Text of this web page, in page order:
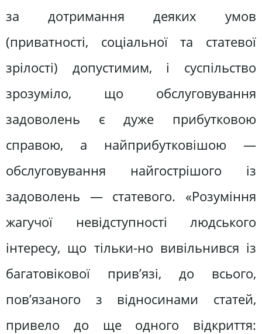
за дотримання деяких умов
(приватності, соціальної та статевої
зрілості) допустимим, і суспільство
зрозуміло, що обслуговування
задоволень є дуже прибутковою
справою, а найприбутковішою —
обслуговування найгострішого із
задоволень — статевого. «Розуміння
жагучої невідступності людського
інтересу, що тільки-но вивільнився із
багатовікової прив’язі, до всього,
пов’язаного з відносинами статей,
привело до ще одного відкриття: